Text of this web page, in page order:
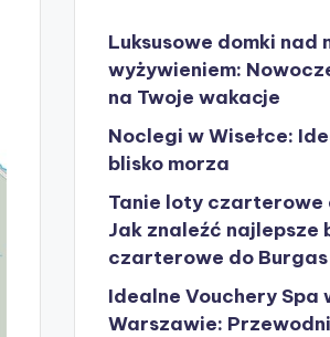
Luksusowe domki nad
wyżywieniem:
na Twoje wakacje
Noclegi w Wisełce:
blisko morza
Tanie loty czarterowe
Jak znaleźć najlepsze
czarterowe do Burgas
Idealne Vouchery Spa
Warszawie: